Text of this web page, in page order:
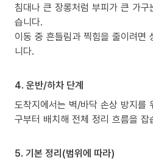
침대나 큰 장롱처럼 부피가 큰 가
습니다.
이동 중 흔들림과 찍힘을 줄이려면
니다.
4. 운반/하차 단계
도착지에서는 벽/바닥 손상 방지를
구부터 배치해 전체 정리 흐름을 잡
5. 기본 정리(범위에 따라)